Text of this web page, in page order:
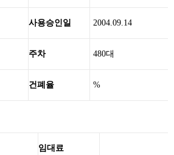
사용승인일 2004.09.14
주차 480대
건폐율 %
임대료